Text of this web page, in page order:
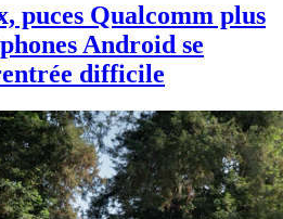
puces Qualcomm plus
Android se
difficile